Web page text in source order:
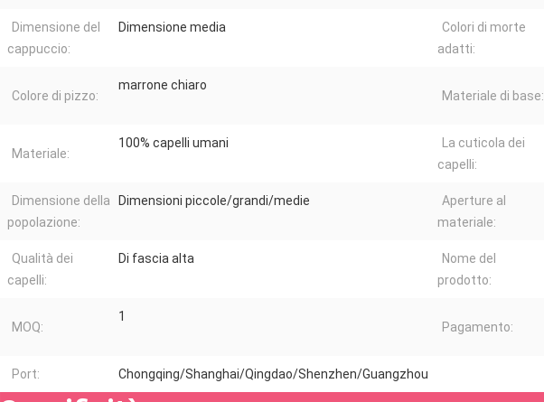
Dimensione del
cappuccio:
Dimensione media
Colori di morte
adatti:
Colore di pizzo:
marrone chiaro
Materiale di base:
Materiale:
100% capelli umani
La cuticola dei
capelli:
Dimensione della
popolazione:
Dimensioni piccole/grandi/medie
Aperture al
materiale:
Qualità dei
capelli:
Di fascia alta
Nome del
prodotto:
MOQ:
1
Pagamento:
Port: Chongqing/Shanghai/Qingdao/Shenzhen/Guangzhou